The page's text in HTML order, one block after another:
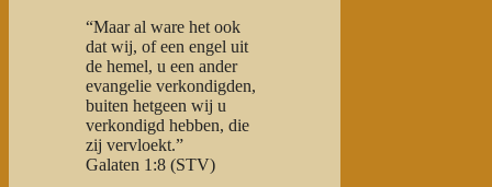
“Maar al ware het ook
dat wij, of een engel uit
de hemel, u een ander
evangelie verkondigden,
buiten hetgeen wij u
verkondigd hebben, die
zij vervloekt.”
Galaten 1:8 (STV)